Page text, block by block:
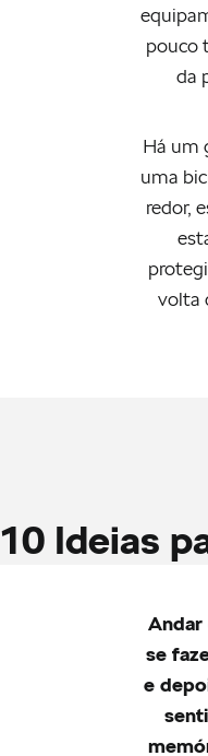
pouco
da
Há um
uma
redor,
volta
10 Ideias
Andar
se
e